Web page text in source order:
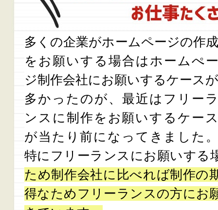
多くの企業がホームページの作成
をお願いする場合はホームぺー
ジ制作会社にお願いするケースが
多かったのが、最近はフリーラ
ンスに制作をお願いするケース
が当たり前になってきました。
特にフリーランスにお願いする
ため制作会社に比べれば制作の
得なためフリーランスの方にお